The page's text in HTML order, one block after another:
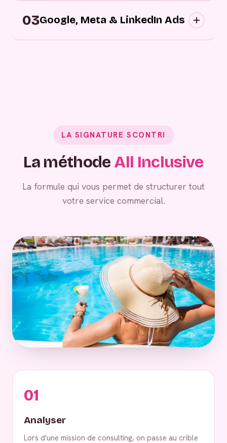
approchons vos prospects au bon moment,
personnalisés.
03Google, Meta & LinkedIn Ads
LA SIGNATURE SCONTRI
La méthode All Inclusive
La formule qui vous permet de structurer tout
votre service commercial.
01
Analyser
Lors d'une mission de consulting, on passe au crible